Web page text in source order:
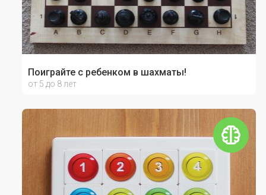
Поиграйте с ребенком в шахматы!
от 5 до 8 лет